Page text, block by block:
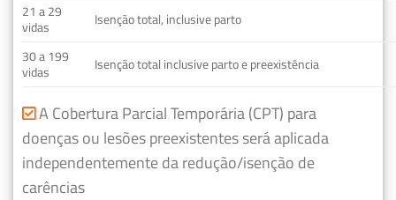
21 a 29
vidas
Isenção total, inclusive parto
30 a 199
vidas
Isenção total inclusive parto e preexistência
A Cobertura Parcial Temporária (CPT) para
doenças ou lesões preexistentes será aplicada
independentemente da redução/isenção de
carências